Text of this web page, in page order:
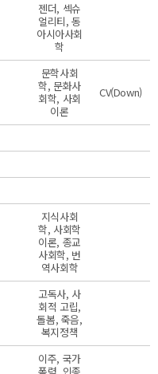
젠더, 섹슈
얼리티, 동
아시아사회
학
문학사회
학, 문화사
회학, 사회
이론
CV(Down)
지식사회
학, 사회학
이론, 종교
사회학, 번
역사회학
고독사, 사
회적 고립,
돌봄, 죽음,
복지정책
이주, 국가